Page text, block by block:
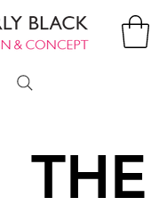
THE